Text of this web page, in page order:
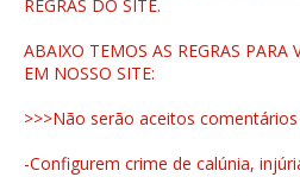
REGRAS DO SITE.
ABAIXO TEMOS AS REGRAS PARA
EM NOSSO SITE:
>>>Não serão aceitos comentários
-Configurem crime de calúnia,